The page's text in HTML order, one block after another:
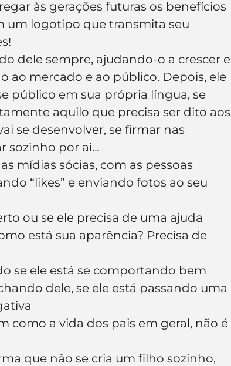
às gerações futuras os benefícios
um logotipo que transmita seu
dele sempre, ajudando-o a crescer e
ao mercado e ao público. Depois, ele
público em sua própria língua, se
aquilo que precisa ser dito aos
se desenvolver, se firmar nas
sozinho por ai…
mídias sócias, com as pessoas
“likes” e enviando fotos ao seu
ou se ele precisa de uma ajuda
está sua aparência? Precisa de
se ele está se comportando bem
dele, se ele está passando uma
como a vida dos pais em geral, não é
que não se cria um filho sozinho,